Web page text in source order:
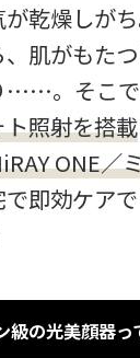
乾燥しが
肌がもた
……。そこ
照射を搭載
ONE／
即効ケアで
級の光美顔器っ